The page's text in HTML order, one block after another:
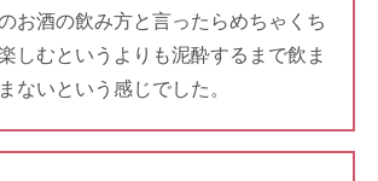
お酒の飲み方と言ったらめちゃくち
しむというよりも泥酔するまで飲ま
ないという感じでした。